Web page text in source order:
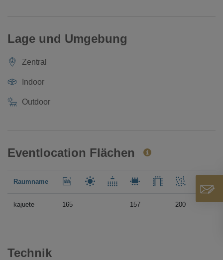
Lage und Umgebung
Zentral
Indoor
Outdoor
Eventlocation Flächen
Raumname
kajuete 165 157 200
Technik